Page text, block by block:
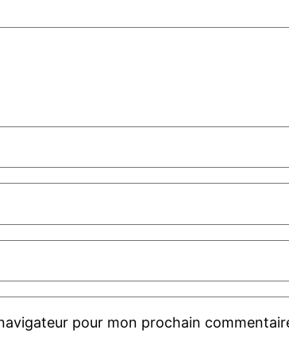
pour mon prochain